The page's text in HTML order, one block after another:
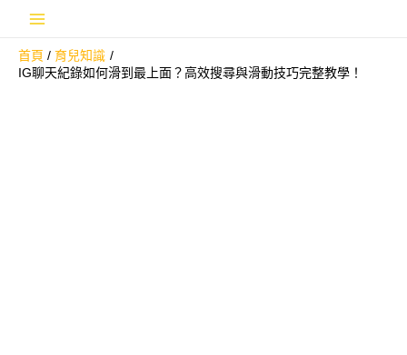
Menu
首頁
育兒知識
IG聊天紀錄如何滑到最上面？高效搜尋與滑動技巧完整教學！